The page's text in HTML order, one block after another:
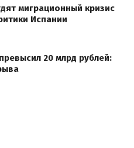
миграционный кризис
Испании
20 млрд рублей: